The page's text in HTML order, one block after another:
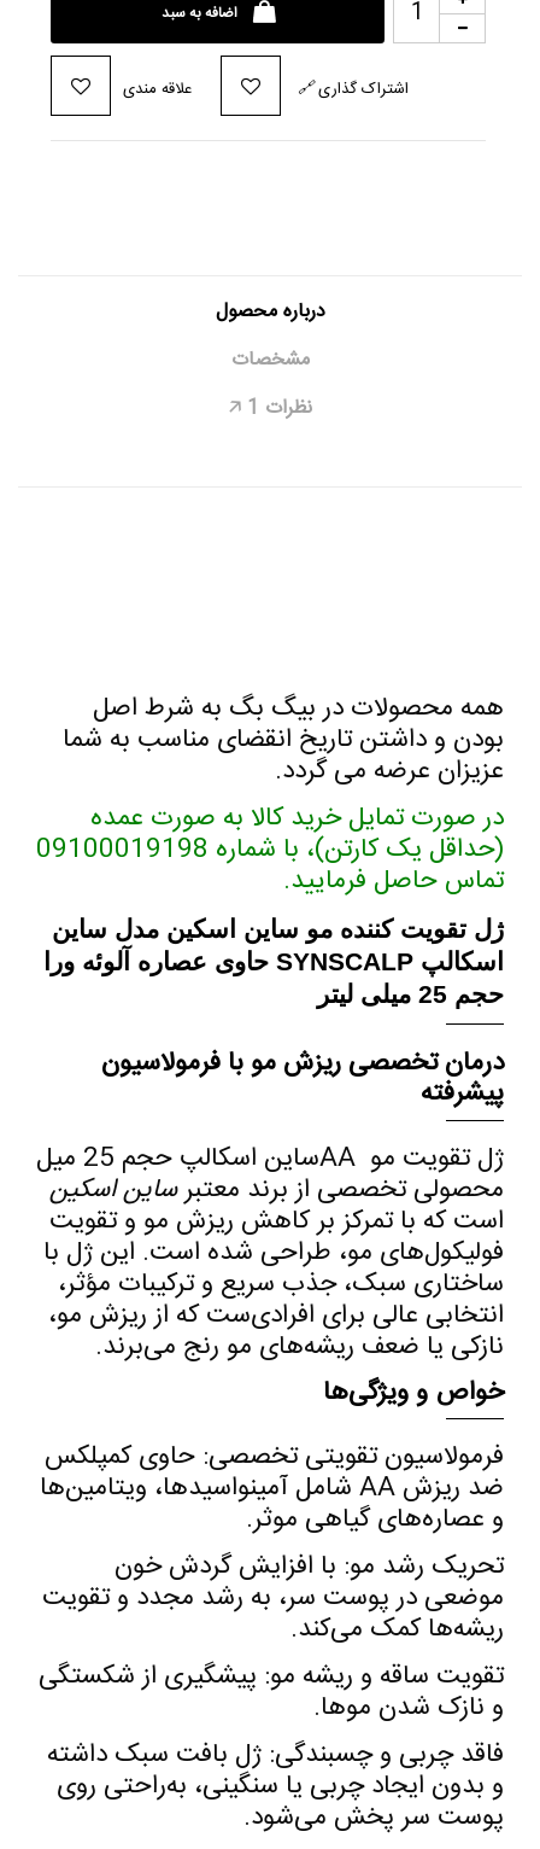
اضافه به سبد
علاقه مندی 🔗اشتراک گذاری
درباره محصول
مشخصات
نظرات 1
🡥
همه محصولات در بیگ بگ به شرط اصل
بودن و داشتن تاریخ انقضای مناسب به شما
عزیزان عرضه می گردد.
در صورت تمایل خرید کالا به صورت عمده
(حداقل یک کارتن)، با شماره 09100019198
تماس حاصل فرمایید.
ژل تقویت کننده مو ساین اسکین مدل ساین
اسکالپ SYNSCALP حاوی عصاره آلوئه ورا
حجم 25 میلی لیتر
درمان تخصصی ریزش مو با فرمولاسیون
پیشرفته
ژل تقویت مو AAساین اسکالپ حجم 25 میل
محصولی تخصصی از برند معتبرساین اسکین
است که با تمرکز بر کاهش ریزش مو و تقویت
فولیکول‌های مو، طراحی شده است. این ژل با
ساختاری سبک، جذب سریع و ترکیبات مؤثر،
انتخابی عالی برای افرادی‌ست که از ریزش مو،
نازکی یا ضعف ریشه‌های مو رنج می‌برند.
خواص و ویژگی‌ها
فرمولاسیون تقویتی تخصصی: حاوی کمپلکس
ضد ریزش AA شامل آمینواسیدها، ویتامین‌ها
و عصاره‌های گیاهی موثر.
تحریک رشد مو: با افزایش گردش خون
موضعی در پوست سر، به رشد مجدد و تقویت
ریشه‌ها کمک می‌کند.
تقویت ساقه و ریشه مو: پیشگیری از شکستگی
و نازک شدن موها.
فاقد چربی و چسبندگی: ژل بافت سبک داشته
و بدون ایجاد چربی یا سنگینی، به‌راحتی روی
پوست سر پخش می‌شود.